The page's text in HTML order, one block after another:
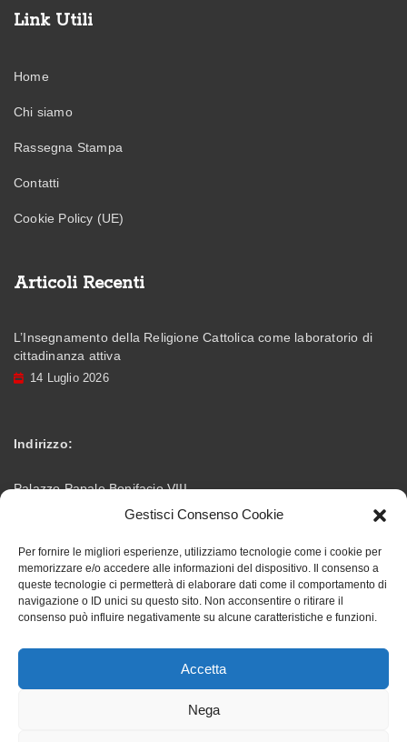
Gestisci Consenso Cookie
Per fornire le migliori esperienze, utilizziamo tecnologie come i cookie per
memorizzare e/o accedere alle informazioni del dispositivo. Il consenso a
queste tecnologie ci permetterà di elaborare dati come il comportamento di
navigazione o ID unici su questo sito. Non acconsentire o ritirare il
consenso può influire negativamente su alcune caratteristiche e funzioni.
Accetta
Nega
Link Utili
Home
Chi siamo
Rassegna Stampa
Contatti
Cookie Policy (UE)
Articoli Recenti
L’Insegnamento della Religione Cattolica come laboratorio di
cittadinanza attiva
14 Luglio 2026
Indirizzo:
Palazzo Papale Bonifacio VIII
Email: info@accademiabonifaciana.eu
Telefono:328 5354419